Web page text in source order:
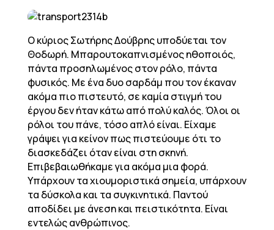
Ο κύριος Σωτήρης Δούβρης υποδύεται τον
Θοδωρή. Μπαρουτοκαπνισμένος ηθοποιός,
πάντα προσηλωμένος στον ρόλο, πάντα
φυσικός. Με ένα δυο σαρδάμ που τον έκαναν
ακόμα πιο πιστευτό, σε καμία στιγμή του
έργου δεν ήταν κάτω από πολύ καλός. Όλοι οι
ρόλοι του πάνε, τόσο απλό είναι. Είχαμε
γράψει για κείνον πως πιστεύουμε ότι το
διασκεδάζει όταν είναι στη σκηνή.
Επιβεβαιωθήκαμε για ακόμα μια φορά.
Υπάρχουν τα χιουμοριστικά σημεία, υπάρχουν
τα δύσκολα και τα συγκινητικά. Παντού
αποδίδει με άνεση και πειστικότητα. Είναι
εντελώς ανθρώπινος.